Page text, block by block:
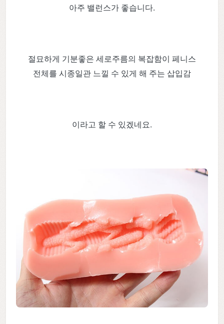
아주 밸런스가 좋습니다.
절묘하게 기분좋은 세로주름의 복잡함이 페니스
전체를 시종일관 느낄 수 있게 해 주는 삽입감
이라고 할 수 있겠네요.